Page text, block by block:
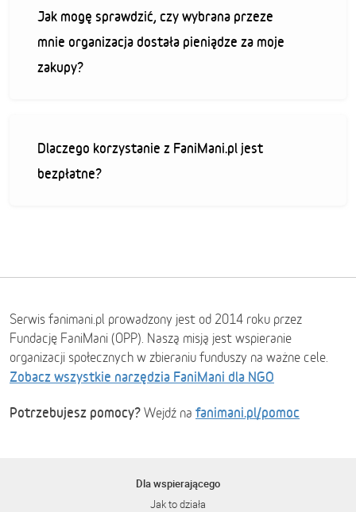
Jak mogę sprawdzić, czy wybrana przeze
mnie organizacja dostała pieniądze za moje
zakupy?
Dlaczego korzystanie z FaniMani.pl jest
bezpłatne?
Serwis fanimani.pl prowadzony jest od 2014 roku przez
Fundację FaniMani (OPP). Naszą misją jest wspieranie
organizacji społecznych w zbieraniu funduszy na ważne cele.
Zobacz wszystkie narzędzia FaniMani dla NGO
Potrzebujesz pomocy? Wejdź na fanimani.pl/pomoc
Dla wspierającego
Jak to działa